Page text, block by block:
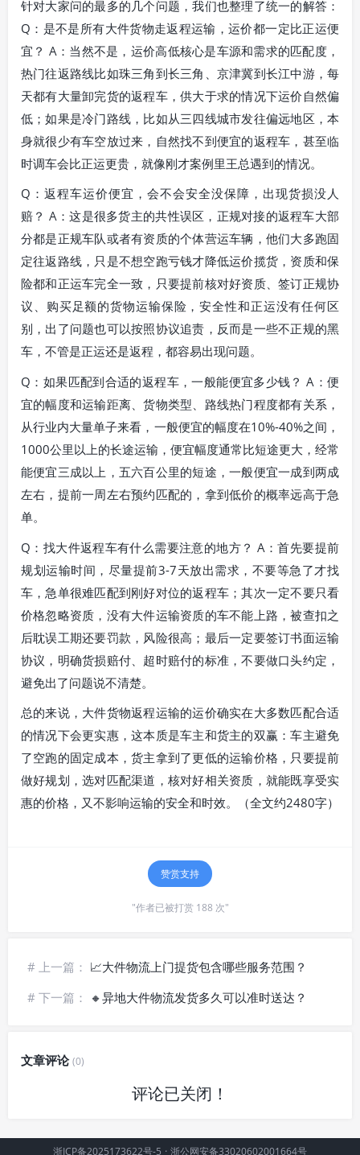
针对大家问的最多的几个问题，我们也整理了统一的解答：
Q：是不是所有大件货物走返程运输，运价都一定比正运便
宜？ A：当然不是，运价高低核心是车源和需求的匹配度，
热门往返路线比如珠三角到长三角、京津冀到长江中游，每
天都有大量卸完货的返程车，供大于求的情况下运价自然偏
低；如果是冷门路线，比如从三四线城市发往偏远地区，本
身就很少有车空放过来，自然找不到便宜的返程车，甚至临
时调车会比正运更贵，就像刚才案例里王总遇到的情况。
Q：返程车运价便宜，会不会安全没保障，出现货损没人
赔？ A：这是很多货主的共性误区，正规对接的返程车大部
分都是正规车队或者有资质的个体营运车辆，他们大多跑固
定往返路线，只是不想空跑亏钱才降低运价揽货，资质和保
险都和正运车完全一致，只要提前核对好资质、签订正规协
议、购买足额的货物运输保险，安全性和正运没有任何区
别，出了问题也可以按照协议追责，反而是一些不正规的黑
车，不管是正运还是返程，都容易出现问题。
Q：如果匹配到合适的返程车，一般能便宜多少钱？ A：便
宜的幅度和运输距离、货物类型、路线热门程度都有关系，
从行业内大量单子来看，一般便宜的幅度在10%-40%之间，
1000公里以上的长途运输，便宜幅度通常比短途更大，经常
能便宜三成以上，五六百公里的短途，一般便宜一成到两成
左右，提前一周左右预约匹配的，拿到低价的概率远高于急
单。
Q：找大件返程车有什么需要注意的地方？ A：首先要提前
规划运输时间，尽量提前3-7天放出需求，不要等急了才找
车，急单很难匹配到刚好对位的返程车；其次一定不要只看
价格忽略资质，没有大件运输资质的车不能上路，被查扣之
后耽误工期还要罚款，风险很高；最后一定要签订书面运输
协议，明确货损赔付、超时赔付的标准，不要做口头约定，
避免出了问题说不清楚。
总的来说，大件货物返程运输的运价确实在大多数匹配合适
的情况下会更实惠，这本质是车主和货主的双赢：车主避免
了空跑的固定成本，货主拿到了更低的运输价格，只要提前
做好规划，选对匹配渠道，核对好相关资质，就能既享受实
惠的价格，又不影响运输的安全和时效。（全文约2480字）
赞赏支持
"作者已被打赏 188 次"
# 上一篇： 📈大件物流上门提货包含哪些服务范围？
# 下一篇： 🔸异地大件物流发货多久可以准时送达？
文章评论(0)
评论已关闭！
浙ICP备2025173622号-5 · 浙公网安备33020602001664号